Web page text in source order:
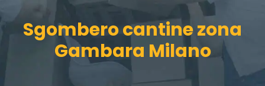
Sgombero cantine zona
Gambara Milano